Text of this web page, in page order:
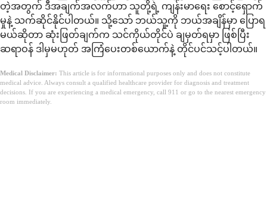
တဲ့အတွက် ဒီအချက်အလက်ဟာ သူတို့ရဲ့ ကျန်းမာရေး စောင့်ရှောက်
မှုနဲ့ သက်ဆိုင်နိုင်ပါတယ်။ သို့သော် ဘယ်သူ့ကို ဘယ်အချိန်မှာ ပြောရ
မယ်ဆိုတာ ဆုံးဖြတ်ချက်က သင်ကိုယ်တိုင်ပဲ ချမှတ်ရမှာ ဖြစ်ပြီး
ဆရာဝန် ဒါမှမဟုတ် အကြံပေးတစ်ယောက်နဲ့ တိုင်ပင်သင့်ပါတယ်။
Medical Disclaimer: This article is for informational purposes only and does not constitute
medical advice. Always consult a qualified healthcare provider for diagnosis and treatment
decisions. If you are experiencing a medical emergency, call 911 or go to the nearest emergency
room immediately.